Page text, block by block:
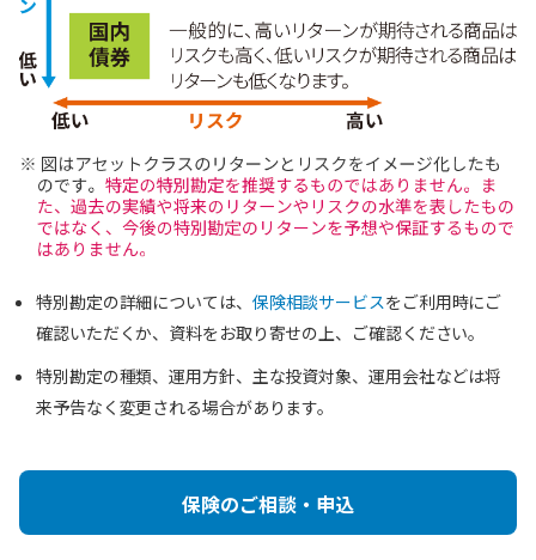
特別勘定の詳細については、 保険相談サービスをご利用時にご
確認いただくか、資料をお取り寄せの上、ご確認ください。
特別勘定の種類、運用方針、主な投資対象、運用会社などは将
来予告なく変更される場合があります。
保険のご相談・申込